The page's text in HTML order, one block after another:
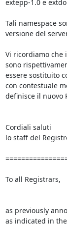
extepp-1.0 e
Tali namespace
versione del
Vi ricordiamo che
sono
essere sostituito
con contestuale
definisce il nuovo
Cordiali saluti
lo staff del
To all Registrars,
as previously
as indicated in